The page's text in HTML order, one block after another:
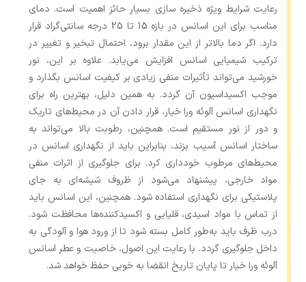
رعایت شرایط ویژه ذخیره‌ سازی بسیار حائز اهمیت است. دمای
مناسب برای این اسانس در بازه 15 تا 25 درجه سانتی‌گراد قرار
دارد. اگر دما بالاتر از این مقدار برود، احتمال تبخیر و تغییر در
ترکیب شیمیایی اسانس افزایش می‌یابد. علاوه بر این، نور
خورشید می‌تواند تأثیرات منفی زیادی بر کیفیت اسانس بگذارد و
موجب اکسیداسیون آن گردد. به همین دلیل، بهترین راه برای
نگهداری اسانس آلوئه ‌ورا خیار، قرار دادن آن در محیط‌های تاریک
و دور از نور مستقیم است. همچنین، رطوبت بالا می‌تواند به
ساختار اسانس آسیب بزند، بنابراین باید از نگهداری اسانس در
محیط‌های مرطوب خودداری کرد. برای جلوگیری از اثرات منفی
مواد خارجی، پیشنهاد می‌شود از ظروف شیشه‌ای به جای
پلاستیکی برای نگهداری استفاده شود. همچنین، این اسانس باید
از تماس با مواد اسیدی، قلیایی و اکسیدکننده‌ها محافظت شود.
درب ظرف باید به‌طور کامل بسته شود تا از ورود هوا و آلودگی به
داخل جلوگیری گردد. با رعایت این اصول، خاصیت و عطر اسانس
آلوئه ‌ورا خیار تا پایان تاریخ انقضا به خوبی حفظ خواهد شد.